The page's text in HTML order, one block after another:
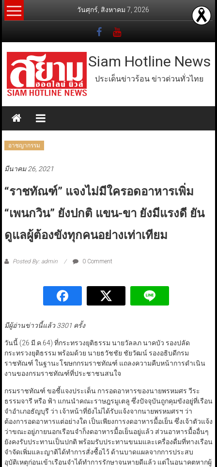
Skip
to
วันศุกร์, สิงหาคม 7, 2026
Siam Hotline News
ประเด็นข่าวร้อน ข่าวด่วนทั่วไทย
อาชญากรรม
มีนาคม 26, 2021
“ราชทัณฑ์” แจงไม่มีใครอดอาหารเพิ่ม
“เพนกวิน” ยังปกติ แขน-ขา ยังมีแรงดี ยัน
ดูแลผู้ต้องขังทุกคนอย่างเท่าเทียม
Posted By: admin 0 Comment
มีผู้อ่านข่าวนี้แล้ว 3301 ครั้ง
วันนี้ (26 มี.ค.64) ที่กระทรวงยุติธรรม นายวัลลภ นาคบัว รองปลัด
กระทรวงยุติธรรม พร้อมด้วย นายธวัชชัย ชัยวัฒน์ รองอธิบดีกรม
ราชทัณฑ์ ในฐานะโฆษกกรมราชทัณฑ์ แถลงความคืบหน้าการดำเนิน
งานของกรมราชทัณฑ์ที่ประชาชนสนใจ
กรมราชทัณฑ์ ขอชี้แจงประเด็น การอดอาหารของนายพรหมศร วีระ
ธรรมจารี หรือ ฟ้า แกนนำคณะราษฎรมูเตลู ซึ่งปัจจุบันถูกคุมขังอยู่ที่เรือน
จำอำเภอธัญบุรี ว่า เจ้าหน้าที่ยังไม่ได้รับแจ้งจากนายพรหมศรฯ ว่า
ต้องการอดอาหารแต่อย่างใด เป็นเพียงการงดอาหารมื้อเย็น ซึ่งเจ้าตัวแจ้ง
ว่าขณะอยู่ภายนอกเรือนจำก็งดอาหารมื้อเย็นอยู่แล้ว ส่วนอาหารมื้ออื่นๆ
ยังคงรับประทานเป็นปกติ พร้อมรับประทานขนมและเครื่องดื่มที่ทางเรือน
จำจัดเพิ่มและญาติได้ทำการสั่งซื้อไว้ ด้านบาดแผลจากการประสบ
อุบัติเหตุก่อนเข้าเรือนจำได้ทำการรักษาจนหายดีแล้ว แต่ในอนาคตหากผู้